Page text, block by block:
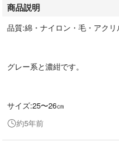
商品説明
品質:綿・ナイロン・毛・アク
グレー系と濃紺です。
サイズ:25〜26㎝
約5年前